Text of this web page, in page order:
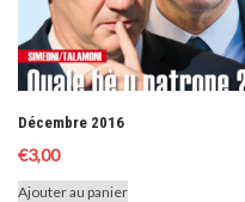
Décembre 2016
€3,00
Ajouter au panier